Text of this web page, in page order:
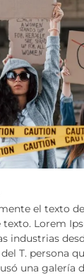
el texto
Lorem
industrias
T. persona
una galería